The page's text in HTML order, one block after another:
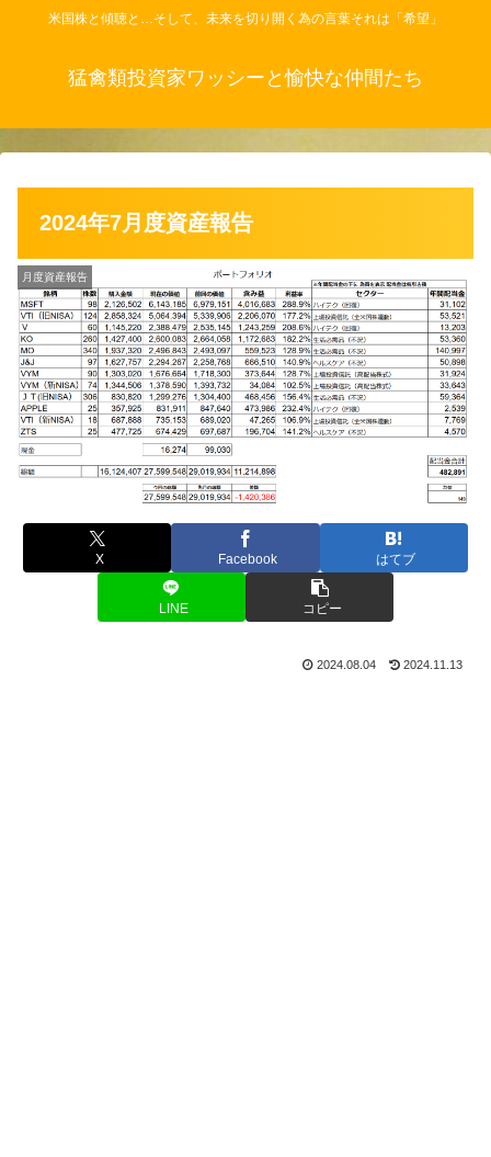
米国株と傾聴と…そして、未来を切り開く為の言葉それは「希望」
猛禽類投資家ワッシーと愉快な仲間たち
2024年7月度資産報告
月度資産報告
X Facebook はてブ
LINE コピー
2024.08.04 2024.11.13